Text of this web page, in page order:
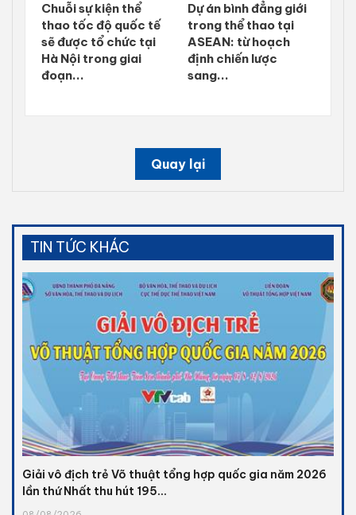
Chuỗi sự kiện thể
thao tốc độ quốc tế
sẽ được tổ chức tại
Hà Nội trong giai
đoạn...
Dự án bình đẳng giới
trong thể thao tại
ASEAN: từ hoạch
định chiến lược
sang...
Quay lại
TIN TỨC KHÁC
Giải vô địch trẻ Võ thuật tổng hợp quốc gia năm 2026
lần thứ Nhất thu hút 195...